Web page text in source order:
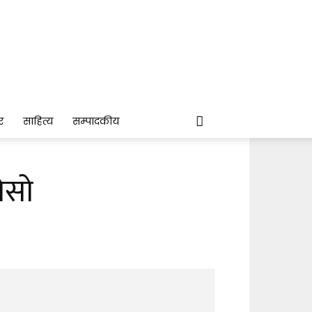
साहित्य सम्पादकीय